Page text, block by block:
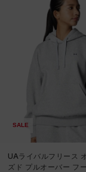
SALE
UAライバルフリース
ズド プルオーバー フ